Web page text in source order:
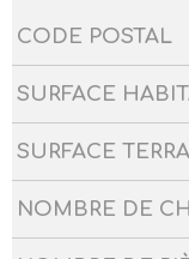
Caractérisque
CODE POSTAL
SURFACE
SURFACE
NOMBRE DE